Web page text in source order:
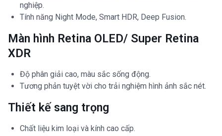
nghiệp.
Tính năng Night Mode, Smart HDR, Deep Fusion.
Màn hình Retina OLED/ Super Retina
XDR
Độ phân giải cao, màu sắc sống động.
Tương phản tuyệt vời cho trải nghiệm hình ảnh sắc nét.
Thiết kế sang trọng
Chất liệu kim loại và kính cao cấp.